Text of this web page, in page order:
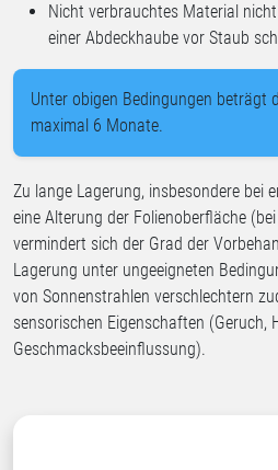
Nicht verbrauchtes Material
einer Abdeckhaube vor Staub
Unter obigen Bedingungen beträgt
maximal 6 Monate.
Zu lange Lagerung, insbesondere bei
eine Alterung der Folienoberfläche
vermindert sich der Grad der
Lagerung unter ungeeigneten
von Sonnenstrahlen verschlechtern
sensorischen Eigenschaften (Geruch,
Geschmacksbeeinflussung).